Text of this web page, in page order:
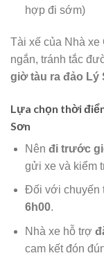
hợp đi sớm)
Tài xế của Nhà xe
ngắn, tránh tắc
giờ tàu ra đảo Lý
Lựa chọn thời
Sơn
Nên đi trước
gửi xe và kiểm
Đối với chuyến
6h00.
Nhà xe hỗ trợ
cam kết đón